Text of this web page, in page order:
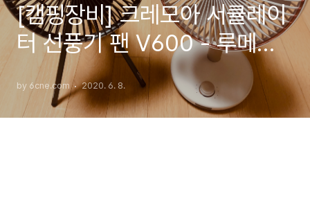
[캠핑장비] 크레모아 서큘레이
터 선풍기 팬 V600 - 루메나
팬 프라임과 비교
by 6cne.com 2020. 6. 8.